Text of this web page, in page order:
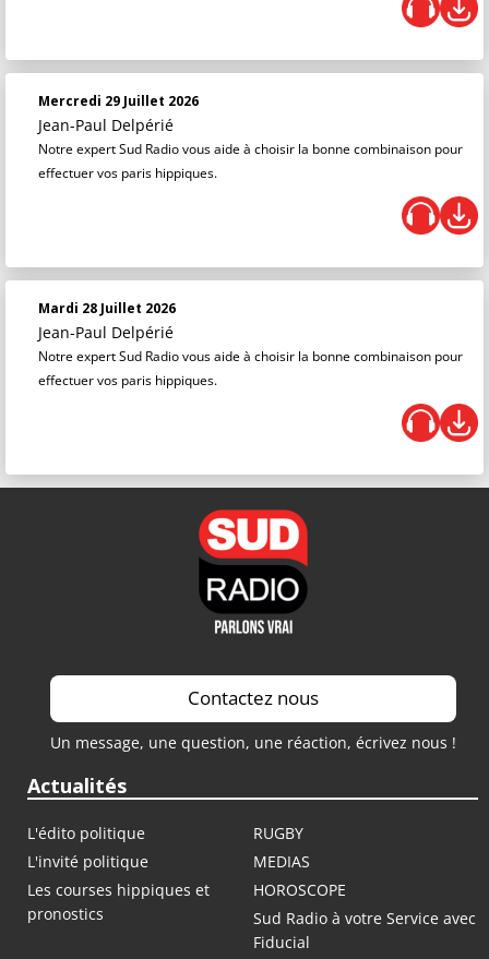
Mercredi 29 Juillet 2026
Jean-Paul Delpérié
Notre expert Sud Radio vous aide à choisir la bonne combinaison pour
effectuer vos paris hippiques.
Mardi 28 Juillet 2026
Jean-Paul Delpérié
Notre expert Sud Radio vous aide à choisir la bonne combinaison pour
effectuer vos paris hippiques.
Contactez nous
Un message, une question, une réaction, écrivez nous !
Actualités
L'édito politique
RUGBY
L'invité politique
MEDIAS
Les courses hippiques et
pronostics
HOROSCOPE
Sud Radio à votre Service avec
Fiducial